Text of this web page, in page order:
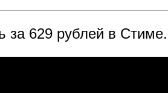
за 629 рублей в